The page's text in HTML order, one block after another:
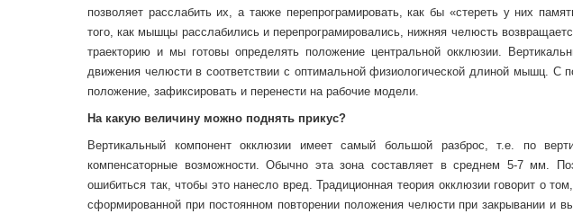
позволяет расслабить их, а также перепрограмировать, как бы «стереть у них
того, как мышцы расслабились и перепрограмировались, нижняя челюсть
траекторию и мы готовы определять положение центральной окклюзии.
движения челюсти в соответствии с оптимальной физиологической длиной мышц.
положение, зафиксировать и перенести на рабочие модели.
На какую величину можно поднять прикус?
Вертикальный компонент окклюзии имеет самый большой разброс, т.е. по
компенсаторные возможности. Обычно эта зона составляет в среднем 5-7 мм.
ошибиться так, чтобы это нанесло вред. Традиционная теория окклюзии говорит о
сформированной при постоянном повторении положения челюсти при закрывании и